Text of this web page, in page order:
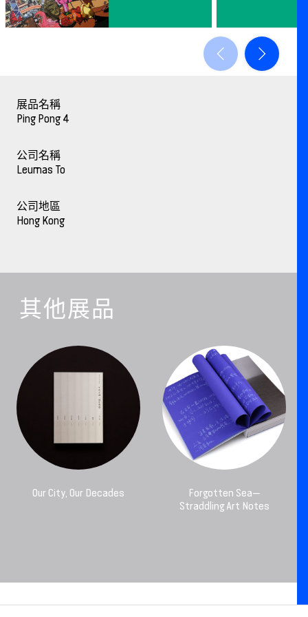
展品名稱
Ping Pong 4
公司名稱
Leumas To
公司地區
Hong Kong
其他展品
Our City, Our Decades
Forgotten Sea—
Straddling Art Notes